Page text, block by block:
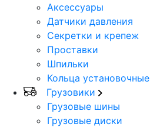
Аксессуары
Датчики давления
Секретки и крепеж
Проставки
Шпильки
Кольца установочные
Грузовики
Грузовые шины
Грузовые диски